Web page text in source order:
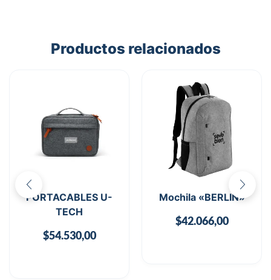
Productos relacionados
PORTACABLES U-
TECH
$54.530,00
Mochila «BERLIN»
$42.066,00